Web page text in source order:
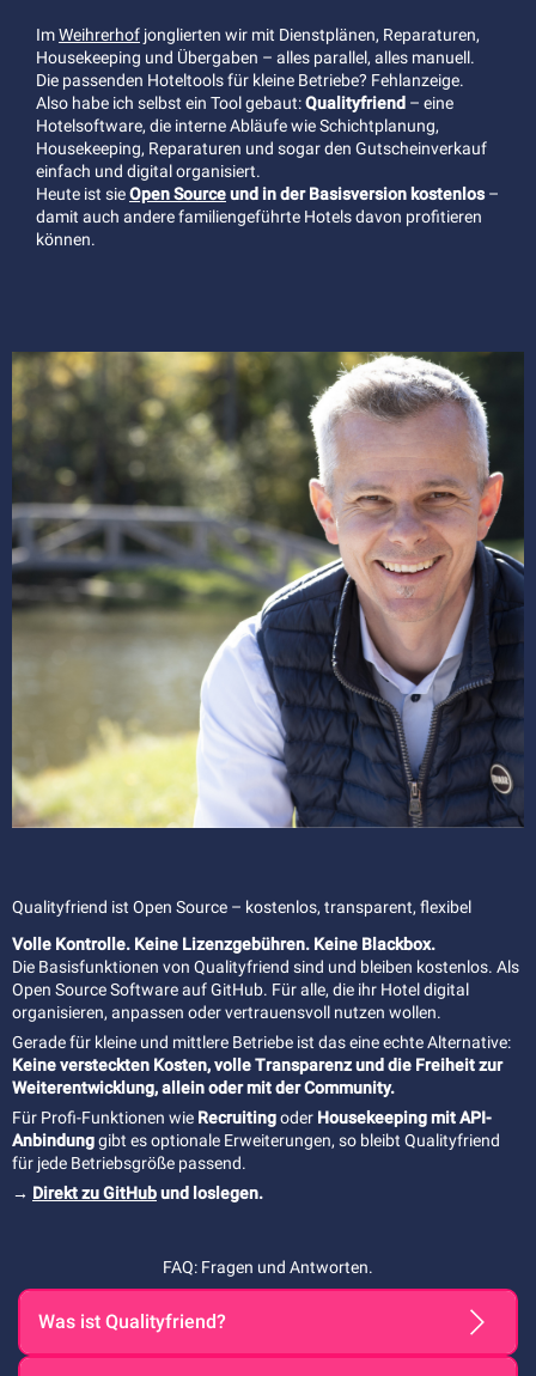
ImWeihrerhof jonglierten wir mit Dienstplänen, Reparaturen,
Housekeeping und Übergaben – alles parallel, alles manuell.
Die passenden Hoteltools für kleine Betriebe? Fehlanzeige.
Also habe ich selbst ein Tool gebaut:Qualityfriend – eine
Hotelsoftware, die interne Abläufe wie Schichtplanung,
Housekeeping, Reparaturen und sogar den Gutscheinverkauf
einfach und digital organisiert.
Heute ist sieOpen Sourceund in der Basisversion kostenlos–
damit auch andere familiengeführte Hotels davon profitieren
können.
Qualityfriend ist Open Source – kostenlos, transparent, flexibel
Volle Kontrolle. Keine Lizenzgebühren. Keine Blackbox.
Die Basisfunktionen von Qualityfriend sind und bleiben kostenlos. Als
Open Source Software auf GitHub. Für alle, die ihr Hotel digital
organisieren, anpassen oder vertrauensvoll nutzen wollen.
Gerade für kleine und mittlere Betriebe ist das eine echte Alternative:
Keine versteckten Kosten, volle Transparenz und die Freiheit zur
Weiterentwicklung, allein oder mit der Community.
Für Profi-Funktionen wie Recruitingoder Housekeeping mit API-
Anbindunggibt es optionale Erweiterungen, so bleibt Qualityfriend
für jede Betriebsgröße passend.
→ Direkt zu GitHubund loslegen.
FAQ: Fragen und Antworten.
Was ist Qualityfriend?